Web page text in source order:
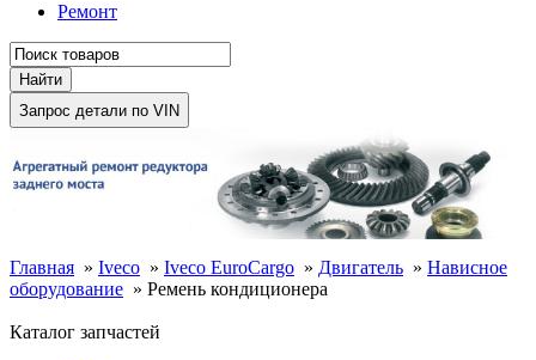
Ремонт
Главная » Iveco » Iveco EuroCargo » Двигатель » Нависное
оборудование » Ремень кондиционера
Каталог запчастей